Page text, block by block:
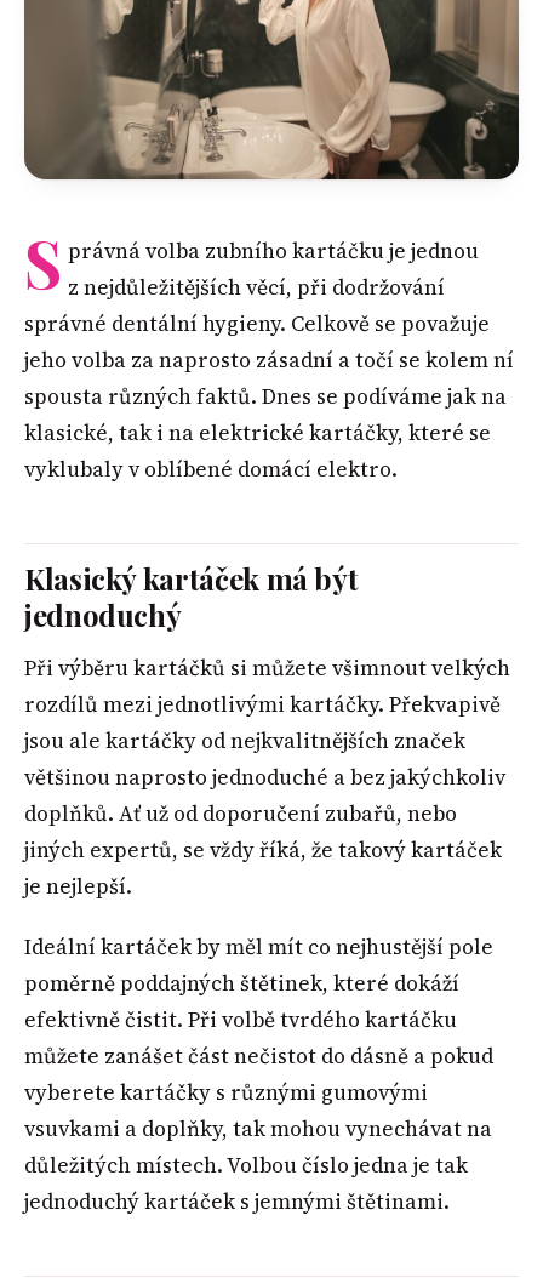
S právná volba zubního kartáčku je jednou
z nejdůležitějších věcí, při dodržování
správné dentální hygieny. Celkově se považuje
jeho volba za naprosto zásadní a točí se kolem ní
spousta různých faktů. Dnes se podíváme jak na
klasické, tak i na elektrické kartáčky, které se
vyklubaly v oblíbené domácí elektro.
Klasický kartáček má být
jednoduchý
Při výběru kartáčků si můžete všimnout velkých
rozdílů mezi jednotlivými kartáčky. Překvapivě
jsou ale kartáčky od nejkvalitnějších značek
většinou naprosto jednoduché a bez jakýchkoliv
doplňků. Ať už od doporučení zubařů, nebo
jiných expertů, se vždy říká, že takový kartáček
je nejlepší.
Ideální kartáček by měl mít co nejhustější pole
poměrně poddajných štětinek, které dokáží
efektivně čistit. Při volbě tvrdého kartáčku
můžete zanášet část nečistot do dásně a pokud
vyberete kartáčky s různými gumovými
vsuvkami a doplňky, tak mohou vynechávat na
důležitých místech. Volbou číslo jedna je tak
jednoduchý kartáček s jemnými štětinami.